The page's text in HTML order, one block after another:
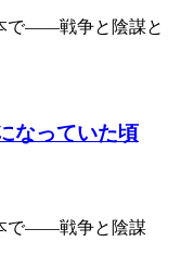
で――戦争と陰謀と
なっていた頃
で――戦争と陰謀